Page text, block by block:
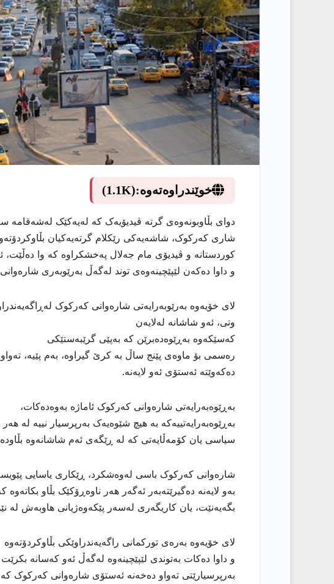
خوێندراوەتەوە:(1.1K)
دوای بڵاوبونەوەی گرتە ڤیدیۆیەک کە لەیەکێک لەشەقامە
شاری کەرکوک، شاشەیەکی رێکلام گرتەیەکیان
کوردستانە و ڤیدیۆی مام جەلال پەخشکراوە کە وا دەڵێت،
و داوا دەکەن لێپێچینەوەی توند لەگەڵ بەرێوبەری
لای خۆیەوە بەرێوبەرایەتی شارەوانی کەرکوک
وتی، ئەو شاشانە لەلایەن
کەسێکەوە بەڕێوەدەبرێن کە بەپێی گرێبەستێکی
رەسمی بۆ ماوەی پێنج ساڵ بە کرێ گیراوە، بەم پێیە،
دەکەوێتە ئەستۆی ئەو لایەنە.
بەڕێوەبەرایەتی شارەوانی کەرکوک ئاماژە بەوەدەکات،
بەڕێوەبەرایەتییەکە بە هیچ شێوەیەک بەرپرسیار نییە لە
سیاسی یان کۆمەڵایەتی کە لە ڕێگەی ئەم شاشانەوە
شارەوانی کەرکوک باسی لەوەشکرد، ڕێکاری یاسایی
بەو لایەنە دەگیرێتەبەر ئەگەر هەر ناوەڕۆکێک بڵاو
بگەیەنێت، یان کاریگەری لەسەر پێکەوەژیانی هاوبەش لە
لای خۆیەوە بەرەی تورکمانی راگەیەندراوێکی بڵاوکردۆتەوە
و داوا دەکات بەتوندی لێپێچینەوە لەگەڵ ئەو کەسانە
بەرپرسیارێتی تەواو دەخەنە ئەستۆی شارەوانی کەرکوک